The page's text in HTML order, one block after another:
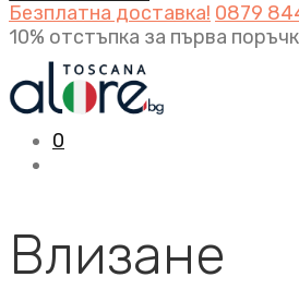
Безплатна доставка! 0879
10% отстъпка за първа
0
Влизане